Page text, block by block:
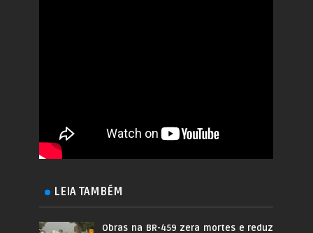
LEIA TAMBÉM
Obras na BR-459 zera mortes e reduz